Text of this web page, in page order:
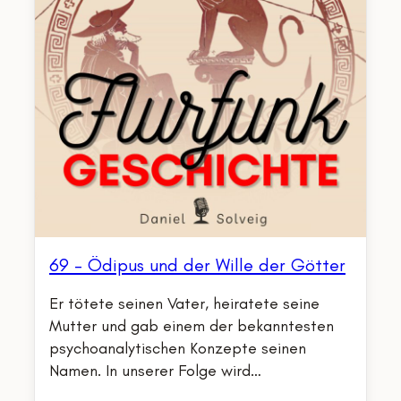
69 – Ödipus und der Wille der Götter
Er tötete seinen Vater, heiratete seine
Mutter und gab einem der bekanntesten
psychoanalytischen Konzepte seinen
Namen. In unserer Folge wird…